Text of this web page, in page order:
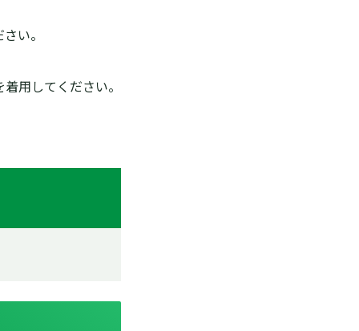
い。
用してください。